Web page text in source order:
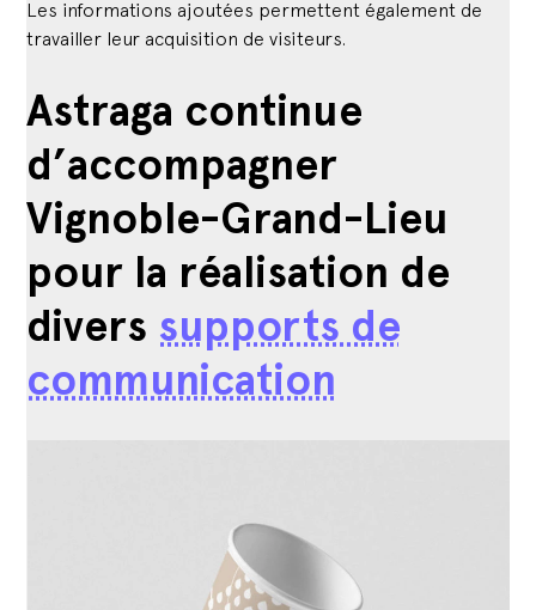
Les informations ajoutées permettent également de
travailler leur acquisition de visiteurs.
Astraga continue
d’accompagner
Vignoble-Grand-Lieu
pour la réalisation de
divers supports de
communication